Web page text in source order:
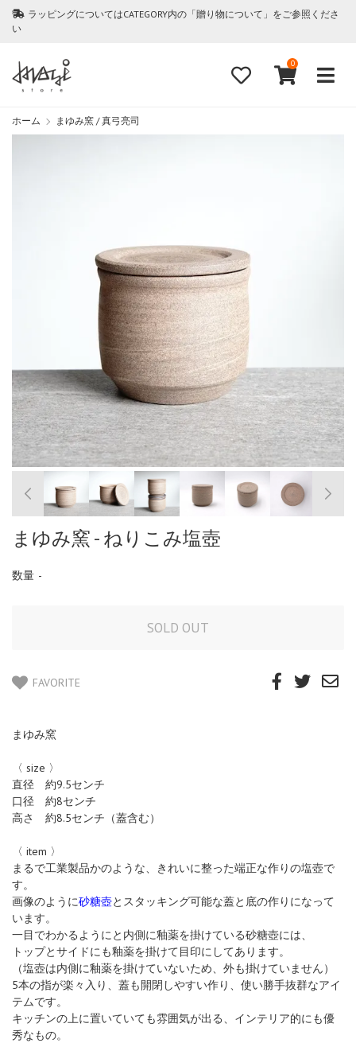
ラッピングについてはCATEGORY内の「贈り物について」をご参照くださ
い
0
ホーム まゆみ窯 / 真弓亮司
まゆみ窯 - ねりこみ塩壺
数量 -
FAVORITE
まゆみ窯
〈 size 〉
直径 約9.5センチ
口径 約8センチ
高さ 約8.5センチ（蓋含む）
〈 item 〉
まるで工業製品かのような、きれいに整った端正な作りの塩壺で
す。
画像のように砂糖壺とスタッキング可能な蓋と底の作りになって
います。
一目でわかるようにと内側に釉薬を掛けている砂糖壺には、
トップとサイドにも釉薬を掛けて目印にしてあります。
（塩壺は内側に釉薬を掛けていないため、外も掛けていません）
5本の指が楽々入り、蓋も開閉しやすい作り、使い勝手抜群なアイ
テムです。
キッチンの上に置いていても雰囲気が出る、インテリア的にも優
秀なもの。